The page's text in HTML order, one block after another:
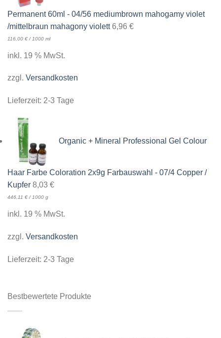
Permanent 60ml - 04/56 mediumbrown mahogamy violet
/mittelbraun mahagony violett 6,96 €
116,00 € / 1000 ml
inkl. 19 % MwSt.
zzgl. Versandkosten
Lieferzeit: 2-3 Tage
Organic + Mineral Professional Gel Colour
Haar Farbe Coloration 2x9g Farbauswahl - 07/4 Copper /
Kupfer 8,03 €
446,11 € / 1000 g
inkl. 19 % MwSt.
zzgl. Versandkosten
Lieferzeit: 2-3 Tage
Bestbewertete Produkte